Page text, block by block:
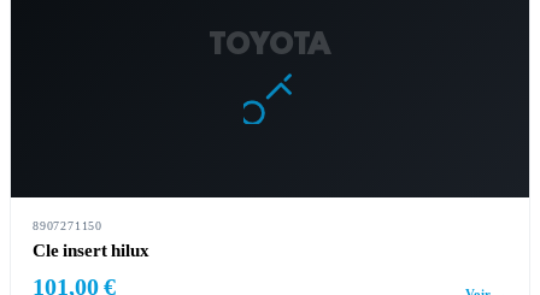
TOYOTA
8907271150
Cle insert hilux
101,00 €